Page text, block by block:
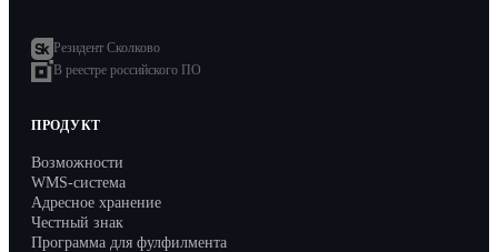
Вопросы и ответы
API
Партнёрам
Резидент Сколково
В реестре российского ПО
ПРОДУКТ
Возможности
WMS-система
Адресное хранение
Честный знак
Программа для фулфилмента